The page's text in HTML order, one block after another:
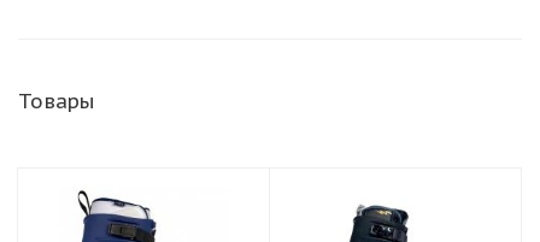
Товары